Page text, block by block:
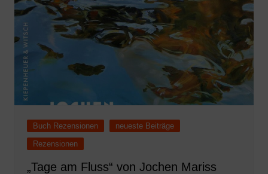
Buch Rezensionen
neueste Beiträge
Rezensionen
„Tage am Fluss“ von Jochen Mariss